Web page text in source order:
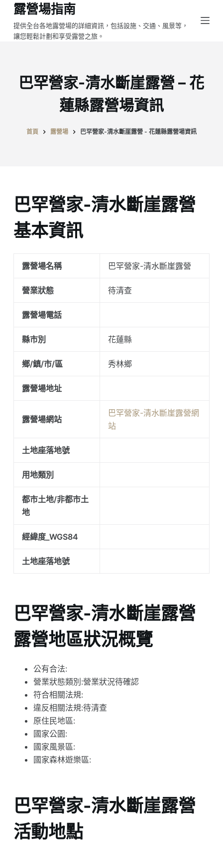
跳
至
主
露營場指南
提供全台各地露營場的詳細資訊，包括設施、交通、風景等，
讓您輕鬆計劃和享受露營之旅。
巴罕營家-清水斷崖露營 – 花
蓮縣露營場資訊
首頁 露營場 巴罕營家-清水斷崖露營 - 花蓮縣露營場資訊
巴罕營家-清水斷崖露營
基本資訊
露營場名稱 巴罕營家-清水斷崖露營
營業狀態 待清查
露營場電話
縣市別 花蓮縣
鄉/鎮/市/區 秀林鄉
露營場地址
露營場網站
巴罕營家-清水斷崖露營網
站
土地座落地號
用地類別
都市土地/非都市土
地
經緯度_WGS84
土地座落地號
巴罕營家-清水斷崖露營
露營地區狀況概覽
公有合法:
營業狀態類別:營業狀況待確認
符合相關法規:
違反相關法規:待清查
原住民地區:
國家公園:
國家風景區:
國家森林遊樂區:
巴罕營家-清水斷崖露營
活動地點